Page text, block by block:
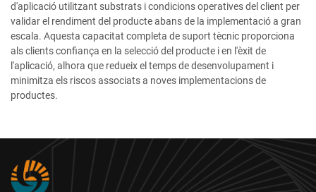
d'aplicació utilitzant substrats i condicions operatives del client per
validar el rendiment del producte abans de la implementació a gran
escala. Aquesta capacitat completa de suport tècnic proporciona
als clients confiança en la selecció del producte i en l'èxit de
l'aplicació, alhora que redueix el temps de desenvolupament i
minimitza els riscos associats a noves implementacions de
productes.